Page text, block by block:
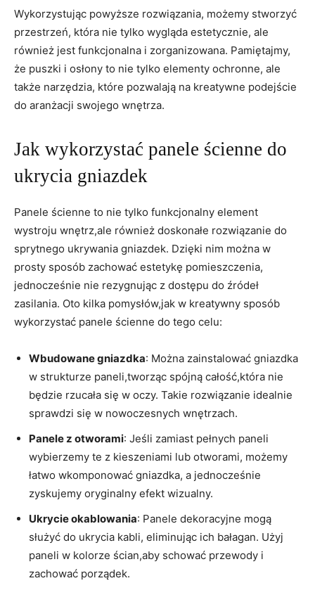
Wykorzystując⁢ powyższe rozwiązania, możemy‍ stworzyć
przestrzeń, która nie tylko wygląda estetycznie, ale
również jest funkcjonalna i zorganizowana. Pamiętajmy,
że puszki ​i osłony to ‍nie tylko elementy‌ ochronne, ale
także narzędzia, które‌ pozwalają ⁤na kreatywne‍ podejście
do aranżacji swojego wnętrza.
Jak wykorzystać panele⁢ ścienne do
ukrycia gniazdek
Panele ścienne to nie tylko‍ funkcjonalny element
wystroju wnętrz,ale⁢ również doskonałe rozwiązanie do
sprytnego ukrywania⁢ gniazdek. Dzięki ‌nim⁤ można w
⁣prosty sposób zachować⁢ estetykę pomieszczenia,
jednocześnie nie rezygnując z dostępu do⁢ źródeł ​
zasilania. Oto kilka pomysłów,jak w kreatywny sposób
wykorzystać panele ścienne do tego celu:
Wbudowane gniazdka: ‍Można‍ zainstalować gniazdka
w strukturze ​paneli,tworząc​ spójną całość,która nie
będzie rzucała​ się ‌w oczy. Takie rozwiązanie ‍idealnie ​
sprawdzi się w ‌nowoczesnych wnętrzach.
Panele z otworami: Jeśli⁣ zamiast pełnych paneli
wybierzemy te z kieszeniami lub otworami, możemy
łatwo wkomponować​ gniazdka, ‌a ⁢jednocześnie
zyskujemy oryginalny efekt wizualny.
Ukrycie okablowania: ​Panele dekoracyjne mogą
służyć⁢ do ‍ukrycia kabli, ​eliminując ich bałagan. ‌Użyj
paneli⁢ w kolorze⁣ ścian,aby⁣ schować ⁢przewody⁤ i
zachować porządek.